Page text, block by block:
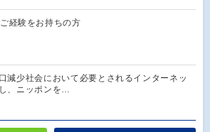
経験をお持ちの方
減少社会において必要とされるインターネッ
、ニッポンを…